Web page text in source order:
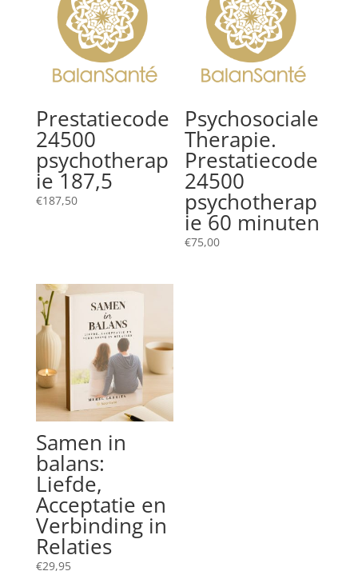
Prestatiecode
24500
psychotherap
ie 187,5
€187,50
Psychosociale
Therapie.
Prestatiecode
24500
psychotherap
ie 60 minuten
€75,00
Samen in
balans:
Liefde,
Acceptatie en
Verbinding in
Relaties
€29,95